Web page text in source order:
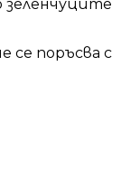
зеленчуците
се поръсва с